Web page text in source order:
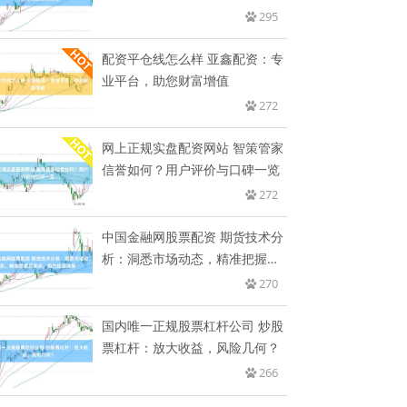
295
配资平仓线怎么样 亚鑫配资：专
业平台，助您财富增值
272
网上正规实盘配资网站 智策管家
信誉如何？用户评价与口碑一览
272
中国金融网股票配资 期货技术分
析：洞悉市场动态，精准把握买
270
国内唯一正规股票杠杆公司 炒股
票杠杆：放大收益，风险几何？
266